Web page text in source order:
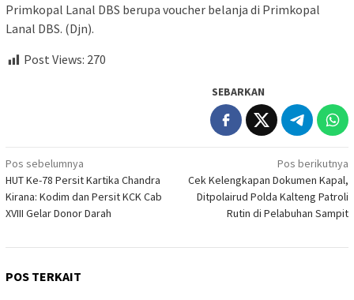
Primkopal Lanal DBS berupa voucher belanja di Primkopal
Lanal DBS. (Djn).
Post Views: 270
SEBARKAN
Navigasi
pos
Pos sebelumnya
HUT Ke-78 Persit Kartika Chandra
Kirana: Kodim dan Persit KCK Cab
XVIII Gelar Donor Darah
Pos berikutnya
Cek Kelengkapan Dokumen Kapal,
Ditpolairud Polda Kalteng Patroli
Rutin di Pelabuhan Sampit
POS TERKAIT